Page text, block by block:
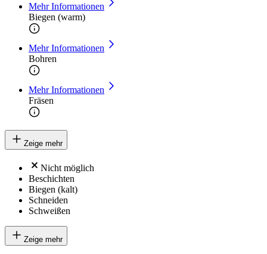
Mehr Informationen
Biegen (warm)
Mehr Informationen
Bohren
Mehr Informationen
Fräsen
Zeige mehr
Nicht möglich
Beschichten
Biegen (kalt)
Schneiden
Schweißen
Zeige mehr